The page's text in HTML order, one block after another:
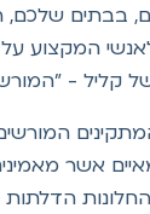
בבתים שלכם,
המקצוע על
-
אשר מאמינים
הדלתות